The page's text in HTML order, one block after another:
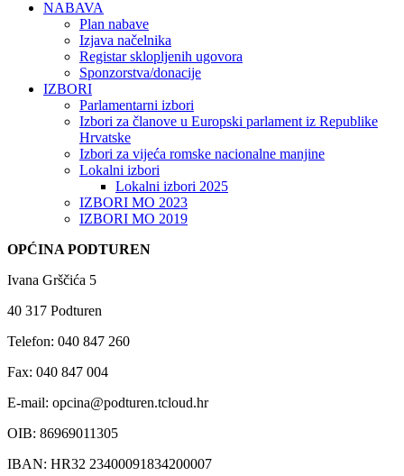
NABAVA
Plan nabave
Izjava načelnika
Registar sklopljenih ugovora
Sponzorstva/donacije
IZBORI
Parlamentarni izbori
Izbori za članove u Europski parlament iz Republike
Hrvatske
Izbori za vijeća romske nacionalne manjine
Lokalni izbori
Lokalni izbori 2025
IZBORI MO 2023
IZBORI MO 2019
OPĆINA PODTUREN
Ivana Grščića 5
40 317 Podturen
Telefon: 040 847 260
Fax: 040 847 004
E-mail: opcina@podturen.tcloud.hr
OIB: 86969011305
IBAN: HR32 23400091834200007